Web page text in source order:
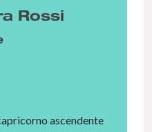
Rossi
ascendente